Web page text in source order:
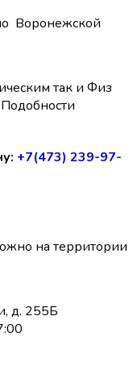
Воронежской
так и Физ
+7(473) 239-97-
на территории
д. 255Б